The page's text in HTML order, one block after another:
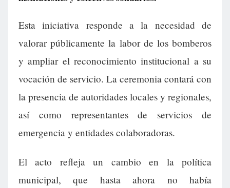
Esta iniciativa responde a la necesidad de
valorar públicamente la labor de los bomberos
y ampliar el reconocimiento institucional a su
vocación de servicio. La ceremonia contará con
la presencia de autoridades locales y regionales,
así como representantes de servicios de
emergencia y entidades colaboradoras.
El acto refleja un cambio en la política
municipal, que hasta ahora no había